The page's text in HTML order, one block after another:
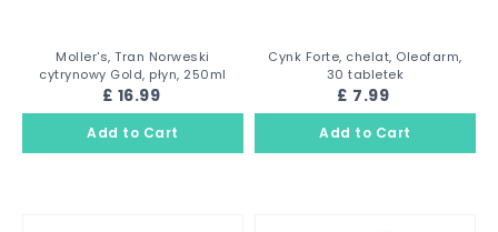
Moller's, Tran Norweski
cytrynowy Gold, płyn, 250ml
£ 16.99
Cynk Forte, chelat, Oleofarm,
30 tabletek
£ 7.99